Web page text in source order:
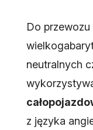
Do
neutralnych
z języka